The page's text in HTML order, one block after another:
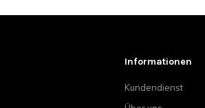
Informationen
Kundendienst